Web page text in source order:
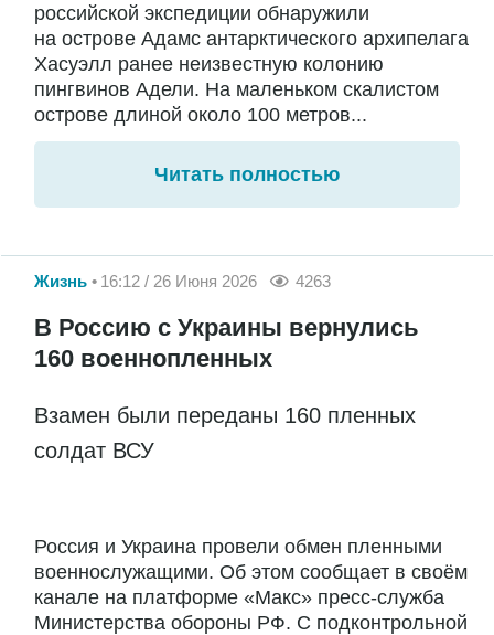
российской экспедиции обнаружили
на острове Адамс антарктического архипелага
Хасуэлл ранее неизвестную колонию
пингвинов Адели. На маленьком скалистом
острове длиной около 100 метров...
Читать полностью
Жизнь 16:12 / 26 Июня 2026 4263
В Россию с Украины вернулись
160 военнопленных
Взамен были переданы 160 пленных
солдат ВСУ
Россия и Украина провели обмен пленными
военнослужащими. Об этом сообщает в своём
канале на платформе «Макс» пресс-служба
Министерства обороны РФ. С подконтрольной